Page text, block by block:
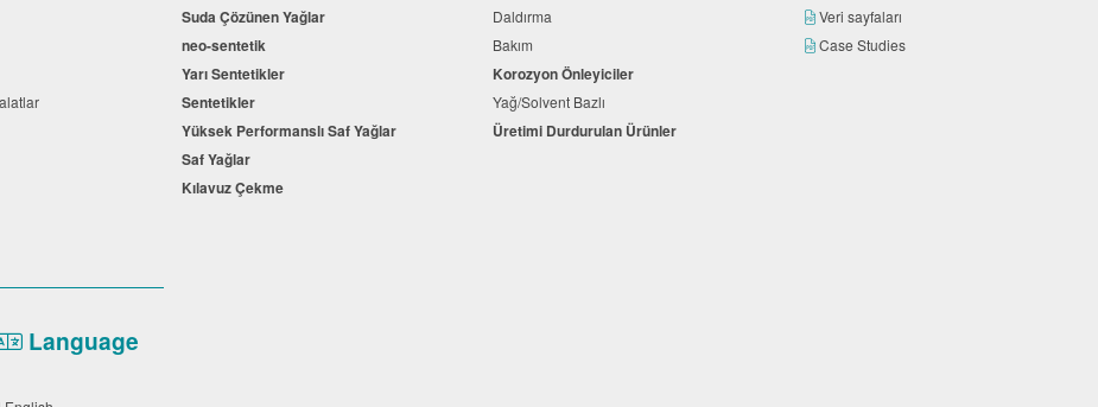
Suda Çözünen Yağlar
neo-sentetik
Yarı Sentetikler
Sentetikler
Yüksek Performanslı Saf Yağlar
Saf Yağlar
Kılavuz Çekme
Daldırma
Bakım
Korozyon Önleyiciler
Yağ/Solvent Bazlı
Üretimi Durdurulan Ürünler
Veri sayfaları
Case Studies
Language